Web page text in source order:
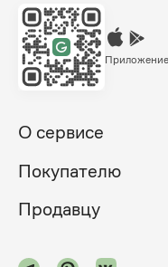
О сервисе
Покупателю
Продавцу